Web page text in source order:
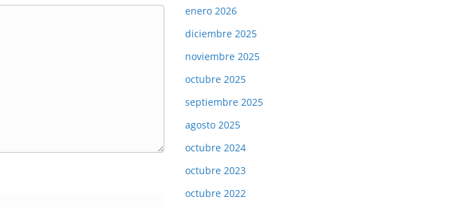
enero 2026
diciembre 2025
noviembre 2025
octubre 2025
septiembre 2025
agosto 2025
octubre 2024
octubre 2023
octubre 2022